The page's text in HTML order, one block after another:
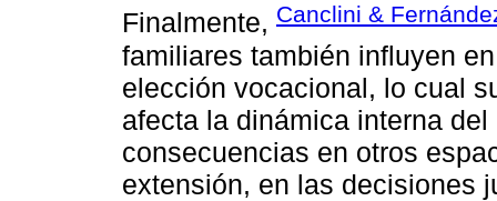
Finalmente, Canclini &
familiares también influyen
elección vocacional, lo cual
afecta la dinámica interna
consecuencias en otros
extensión, en las decisiones